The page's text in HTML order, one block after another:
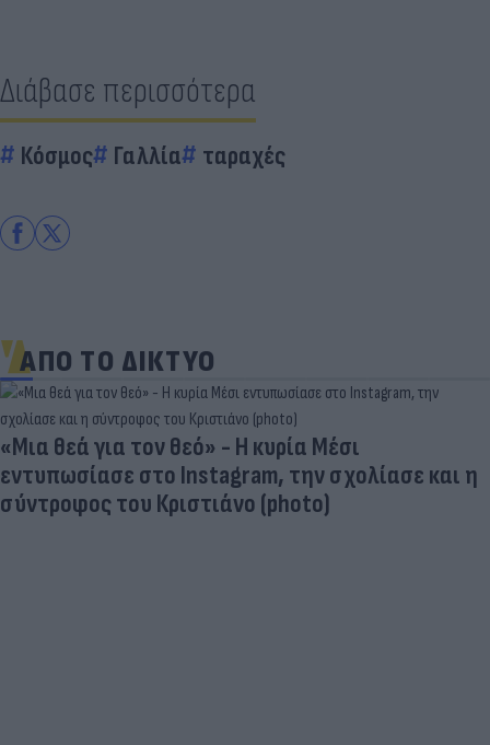
Διάβασε περισσότερα
Κόσμος Γαλλία ταραχές
ΑΠΟ ΤΟ ΔΙΚΤΥΟ